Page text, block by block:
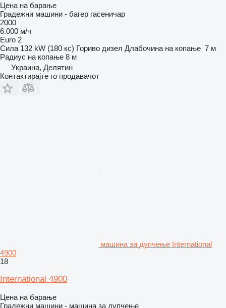
Цена на барање
Градежни машини - багер гасеничар
2000
6.000 м/ч
Euro 2
Сила 132 kW (180 кс) Гориво дизел Длабочина на копање 7 м
Радиус на копање 8 м
Украина, Делятин
Контактирајте го продавачот
машина за дупчење International
4900
18
International 4900
Цена на барање
Градежни машини - машина за дупчење